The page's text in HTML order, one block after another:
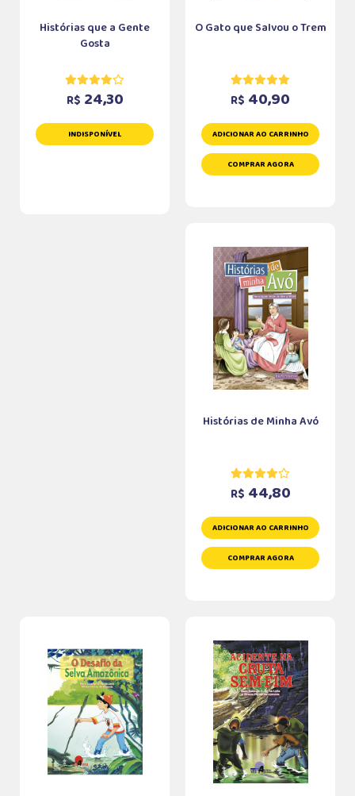
Histórias que a Gente
Gosta
R$ 24,30
INDISPONÍVEL
O Gato que Salvou o Trem
R$ 40,90
ADICIONAR AO CARRINHO
COMPRAR AGORA
Histórias de Minha Avó
R$ 44,80
ADICIONAR AO CARRINHO
COMPRAR AGORA